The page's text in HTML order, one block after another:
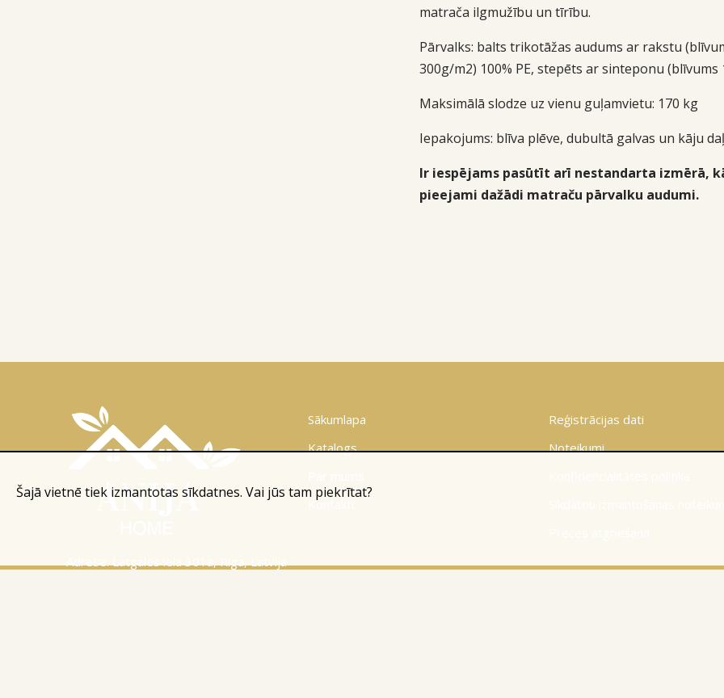
matrača ilgmužību un tīrību.
Pārvalks: balts trikotāžas audums ar rakstu
300g/m2) 100% PE, stepēts ar sinteponu (blīvums
Maksimālā slodze uz vienu guļamvietu: 170 kg
Iepakojums: blīva plēve, dubultā galvas un kāju
Ir iespējams pasūtīt arī nestandarta izmērā,
pieejami dažādi matraču pārvalku audumi.
Sākumlapa
Katalogs
Kontakti
Reģistrācijas dati
Noteikumi
Šajā vietnē tiek izmantotas sīkdatnes. Vai jūs tam piekrītat?